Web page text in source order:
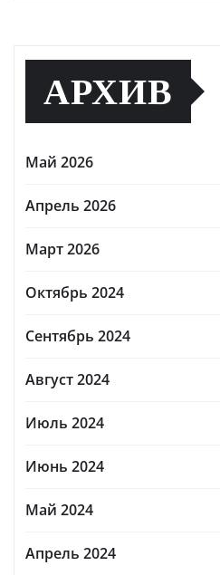
АРХИВ
Май 2026
Апрель 2026
Март 2026
Октябрь 2024
Сентябрь 2024
Август 2024
Июль 2024
Июнь 2024
Май 2024
Апрель 2024